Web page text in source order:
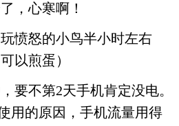
，心寒啊！
愤怒的小鸟半小时左右
以煎蛋）
要不第2天手机肯定没电。
用的原因，手机流量用得